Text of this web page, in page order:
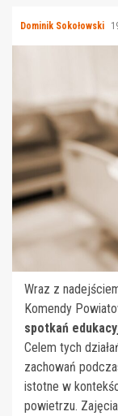
Dominik Sokołowski
Wraz z
Komendy
spotkań
Celem tych
zachowań
istotne w
powietrzu.